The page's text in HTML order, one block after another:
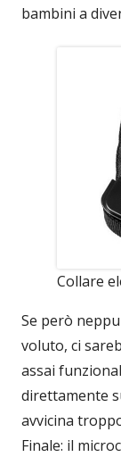
bambini a
Collare
Se però
voluto, ci
assai
direttamente
avvicina
Finale: il